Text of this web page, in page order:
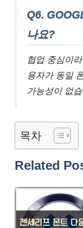
Q6.
나요?
협업 중심이
용자가 동일
가능성이 없
목차
Related